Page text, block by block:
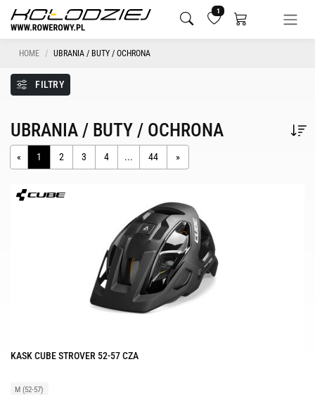
1
HOME UBRANIA / BUTY / OCHRONA
FILTRY
UBRANIA / BUTY / OCHRONA
« 1 2 3 4 ... 44 »
KASK CUBE STROVER 52-57 CZA
M (52-57)